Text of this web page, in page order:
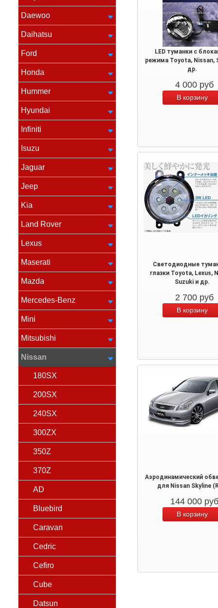
Daewoo
Daihatsu
Ford
Honda
Hummer
Hyundai
Infiniti
Isuzu
Jaguar
Jeep
Kia
Land Rover
Lexus
Maserati
Mazda
Mercedes-Benz
Mini
Mitsubishi
Nissan
180SX
200SX
240SX
300ZX
350Z
370Z
AD
Bluebird
Caravan
Cedric
Cefiro
Cube
Datsun
LED туманки с
режима Toyota, Nissan,
др.
4 000 руб
Светодиодные
глазки Toyota, Lexus,
Suzuki и др.
2 700 руб
Аэродинамический
для Nissan Skyline
144 000 руб